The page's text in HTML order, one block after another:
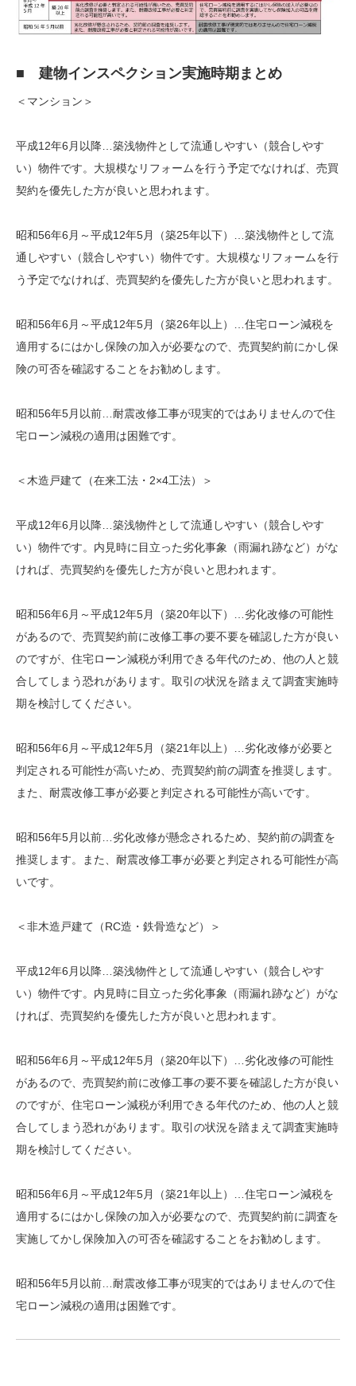
■ 建物インスペクション実施時期まとめ
＜マンション＞
平成12年6月以降…築浅物件として流通しやすい（競合しやす
い）物件です。大規模なリフォームを行う予定でなければ、売買
契約を優先した方が良いと思われます。
昭和56年6月～平成12年5月（築25年以下）…築浅物件として流
通しやすい（競合しやすい）物件です。大規模なリフォームを行
う予定でなければ、売買契約を優先した方が良いと思われます。
昭和56年6月～平成12年5月（築26年以上）…住宅ローン減税を
適用するにはかし保険の加入が必要なので、売買契約前にかし保
険の可否を確認することをお勧めします。
昭和56年5月以前…耐震改修工事が現実的ではありませんので住
宅ローン減税の適用は困難です。
＜木造戸建て（在来工法・2×4工法）＞
平成12年6月以降…築浅物件として流通しやすい（競合しやす
い）物件です。内見時に目立った劣化事象（雨漏れ跡など）がな
ければ、売買契約を優先した方が良いと思われます。
昭和56年6月～平成12年5月（築20年以下）…劣化改修の可能性
があるので、売買契約前に改修工事の要不要を確認した方が良い
のですが、住宅ローン減税が利用できる年代のため、他の人と競
合してしまう恐れがあります。取引の状況を踏まえて調査実施時
期を検討してください。
昭和56年6月～平成12年5月（築21年以上）…劣化改修が必要と
判定される可能性が高いため、売買契約前の調査を推奨します。
また、耐震改修工事が必要と判定される可能性が高いです。
昭和56年5月以前…劣化改修が懸念されるため、契約前の調査を
推奨します。また、耐震改修工事が必要と判定される可能性が高
いです。
＜非木造戸建て（RC造・鉄骨造など）＞
平成12年6月以降…築浅物件として流通しやすい（競合しやす
い）物件です。内見時に目立った劣化事象（雨漏れ跡など）がな
ければ、売買契約を優先した方が良いと思われます。
昭和56年6月～平成12年5月（築20年以下）…劣化改修の可能性
があるので、売買契約前に改修工事の要不要を確認した方が良い
のですが、住宅ローン減税が利用できる年代のため、他の人と競
合してしまう恐れがあります。取引の状況を踏まえて調査実施時
期を検討してください。
昭和56年6月～平成12年5月（築21年以上）…住宅ローン減税を
適用するにはかし保険の加入が必要なので、売買契約前に調査を
実施してかし保険加入の可否を確認することをお勧めします。
昭和56年5月以前…耐震改修工事が現実的ではありませんので住
宅ローン減税の適用は困難です。